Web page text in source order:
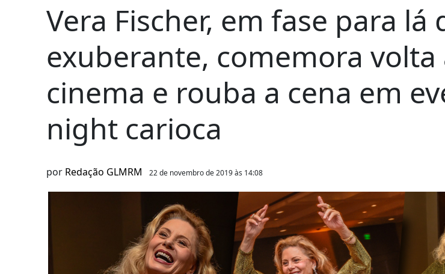
Vera Fischer, em fase para lá
exuberante, comemora volta
cinema e rouba a cena em
night carioca
por Redação GLMRM 22 de novembro de 2019 às 14:08